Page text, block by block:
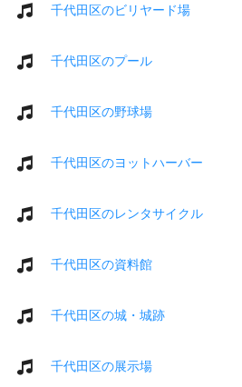
千代田区のビリヤード場
千代田区のプール
千代田区の野球場
千代田区のヨットハーバー
千代田区のレンタサイクル
千代田区の資料館
千代田区の城・城跡
千代田区の展示場